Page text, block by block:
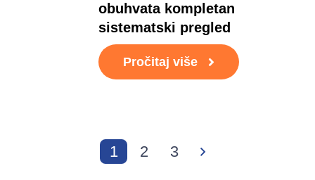
obuhvata kompletan
sistematski pregled
Pročitaj više
1 2 3